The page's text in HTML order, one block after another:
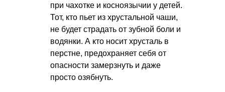
при чахотке и косноязычии у детей.
Тот, кто пьет из хрустальной чаши,
не будет страдать от зубной боли и
водянки. А кто носит хрусталь в
перстне, предохраняет себя от
опасности замерзнуть и даже
просто озябнуть.